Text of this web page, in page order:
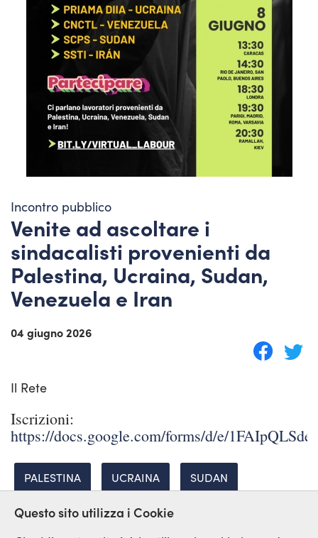
Incontro pubblico
Venite ad ascoltare i
sindacalisti provenienti da
Palestina, Ucraina, Sudan,
Venezuela e Iran
04 giugno 2026
Il Rete
Iscrizioni:
https://docs.google.com/forms/d/e/
PALESTINA UCRAINA SUDAN
VENEZUELA IRAN
Questo sito utilizza i Cookie